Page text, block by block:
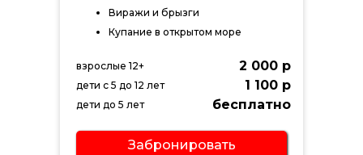
Виражи и брызги
Купание в открытом море
Забронировать
взрослые 12+
дети с 5 до 12 лет
дети до 5 лет
2 000 р
1 100 р
бесплатно